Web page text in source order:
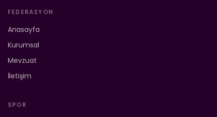
FEDERASYON
Anasayfa
Kurumsal
Mevzuat
İletişim
SPOR